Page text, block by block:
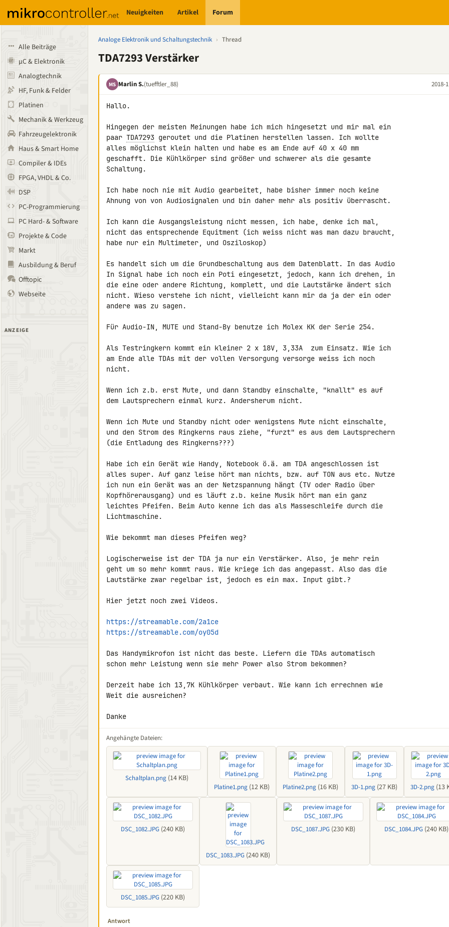
Neuigkeiten Artikel Forum
Alle Beiträge
µC & Elektronik
Analogtechnik
HF, Funk & Felder
Platinen
Mechanik & Werkzeug
Fahrzeugelektronik
Haus & Smart Home
Compiler & IDEs
FPGA, VHDL & Co.
DSP
PC-Programmierung
PC Hard- & Software
Projekte & Code
Markt
Ausbildung & Beruf
Offtopic
Webseite
ANZEIGE
Analoge Elektronik und Schaltungstechnik › Thread
TDA7293 Verstärker
MS Marlin S.(tuefftler_88) 2018-
Hallo.
Hingegen der meisten Meinungen habe ich mich hingesetzt und mir mal ein
paar TDA7293 geroutet und die Platinen herstellen lassen. Ich wollte
alles möglichst klein halten und habe es am Ende auf 40 x 40 mm
geschafft. Die Kühlkörper sind größer und schwerer als die gesamte
Schaltung.
Ich habe noch nie mit Audio gearbeitet, habe bisher immer noch keine
Ahnung von von Audiosignalen und bin daher mehr als positiv überrascht.
Ich kann die Ausgangsleistung nicht messen, ich habe, denke ich mal,
nicht das entsprechende Equitment (ich weiss nicht was man dazu braucht,
habe nur ein Multimeter, und Osziloskop)
Es handelt sich um die Grundbeschaltung aus dem Datenblatt. In das Audio
In Signal habe ich noch ein Poti eingesetzt, jedoch, kann ich drehen, in
die eine oder andere Richtung, komplett, und die Lautstärke ändert sich
nicht. Wieso verstehe ich nicht, vielleicht kann mir da ja der ein oder
andere was zu sagen.
Für Audio-IN, MUTE und Stand-By benutze ich Molex KK der Serie 254.
Als Testringkern kommt ein kleiner 2 x 18V, 3,33A  zum Einsatz. Wie ich
am Ende alle TDAs mit der vollen Versorgung versorge weiss ich noch
nicht.
Wenn ich z.b. erst Mute, und dann Standby einschalte, "knallt" es auf
dem Lautsprechern einmal kurz. Andersherum nicht.
Wenn ich Mute und Standby nicht oder wenigstens Mute nicht einschalte,
und den Strom des Ringkerns raus ziehe, "furzt" es aus dem Lautsprechern
(die Entladung des Ringkerns???)
Habe ich ein Gerät wie Handy, Notebook ö.ä. am TDA angeschlossen ist
alles super. Auf ganz leise hört man nichts, bzw. auf TON aus etc. Nutze
ich nun ein Gerät was an der Netzspannung hängt (TV oder Radio über
Kopfhörerausgang) und es läuft z.b. keine Musik hört man ein ganz
leichtes Pfeifen. Beim Auto kenne ich das als Masseschleife durch die
Lichtmaschine.
Wie bekommt man dieses Pfeifen weg?
Logischerweise ist der TDA ja nur ein Verstärker. Also, je mehr rein
geht um so mehr kommt raus. Wie kriege ich das angepasst. Also das die
Lautstärke zwar regelbar ist, jedoch es ein max. Input gibt.?
Hier jetzt noch zwei Videos.
https://streamable.com/2a1ce
https://streamable.com/oy05d
Das Handymikrofon ist nicht das beste. Liefern die TDAs automatisch
schon mehr Leistung wenn sie mehr Power also Strom bekommen?
Derzeit habe ich 13,7K Kühlkörper verbaut. Wie kann ich errechnen wie
Weit die ausreichen?
Danke
Angehängte Dateien:
Schaltplan.png (14 KB)
Platine1.png (12 KB) Platine2.png (16 KB) 3D-1.png (27 KB) 3D-2.png (13
DSC_1082.JPG (240 KB)
DSC_1083.JPG (240 KB)
DSC_1087.JPG (230 KB) DSC_1084.JPG (240 KB)
DSC_1085.JPG (220 KB)
Antwort